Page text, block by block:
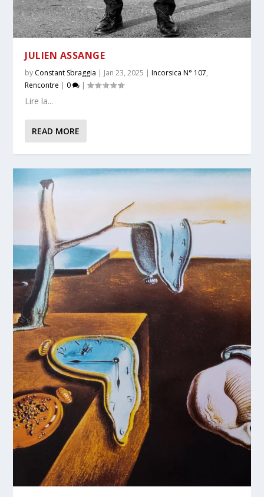
JULIEN ASSANGE
by Constant Sbraggia | Jan 23, 2025 |Incorsica N° 107,
Rencontre | 0 |
Lire la...
READ MORE